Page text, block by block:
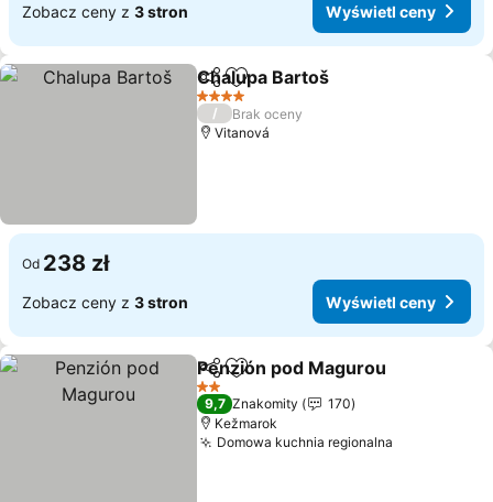
Zobacz ceny z 3 stron Wyświetl ceny
Udostępnij
Dodaj do ulubionych
Chalupa Bartoš
4 Kategoria
/
Brak oceny
Vitanová
Od 238 zł
Zobacz ceny z 3 stron Wyświetl ceny
Udostępnij
Dodaj do ulubionych
Penzión pod Magurou
2 Kategoria
9,7 Znakomity
170
Kežmarok
Domowa kuchnia regionalna